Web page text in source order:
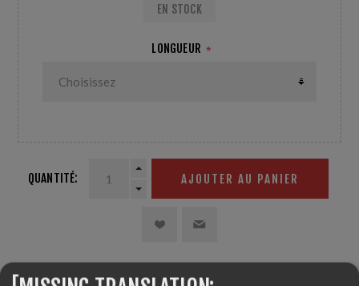
LONGUEUR *
EN STOCK
QUANTITÉ: AJOUTER AU PANIER
PARTAGER: